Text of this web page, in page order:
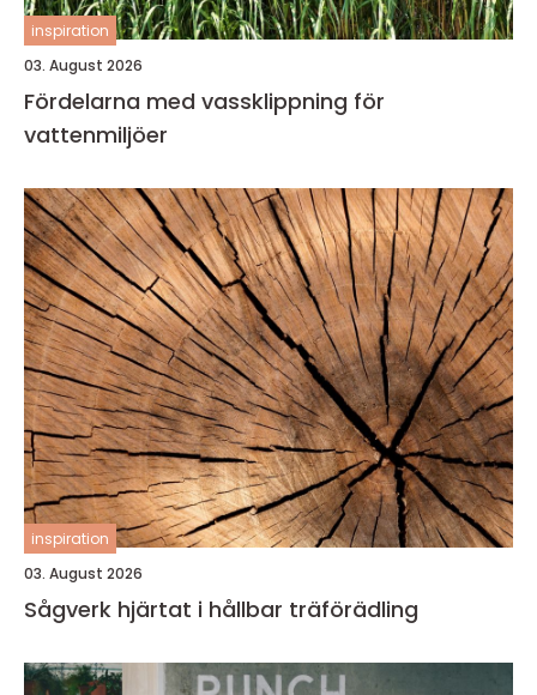
inspiration
03. August 2026
Fördelarna med vassklippning för
vattenmiljöer
inspiration
03. August 2026
Sågverk hjärtat i hållbar träförädling